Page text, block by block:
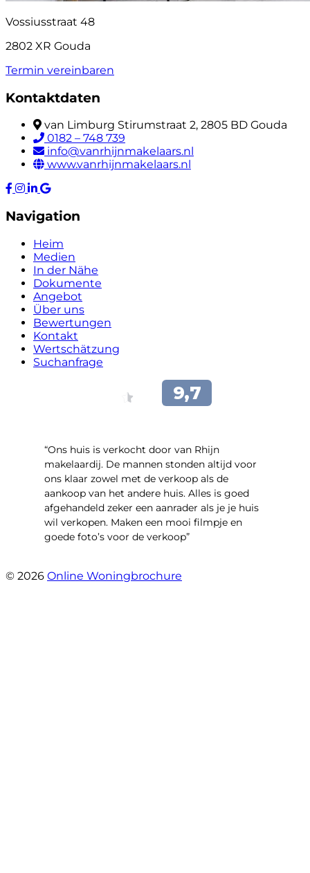
Vossiusstraat 48
2802 XR Gouda
Termin vereinbaren
Kontaktdaten
van Limburg Stirumstraat 2, 2805 BD Gouda
0182 – 748 739
info@vanrhijnmakelaars.nl
www.vanrhijnmakelaars.nl
Navigation
Heim
Medien
In der Nähe
Dokumente
Angebot
Über uns
Bewertungen
Kontakt
Wertschätzung
Suchanfrage
“Ons huis is verkocht door van Rhijn
makelaardij. De mannen stonden altijd voor
ons klaar zowel met de verkoop als de
aankoop van het andere huis. Alles is goed
afgehandeld zeker een aanrader als je je huis
wil verkopen. Maken een mooi filmpje en
goede foto’s voor de verkoop”
© 2026 Online Woningbrochure